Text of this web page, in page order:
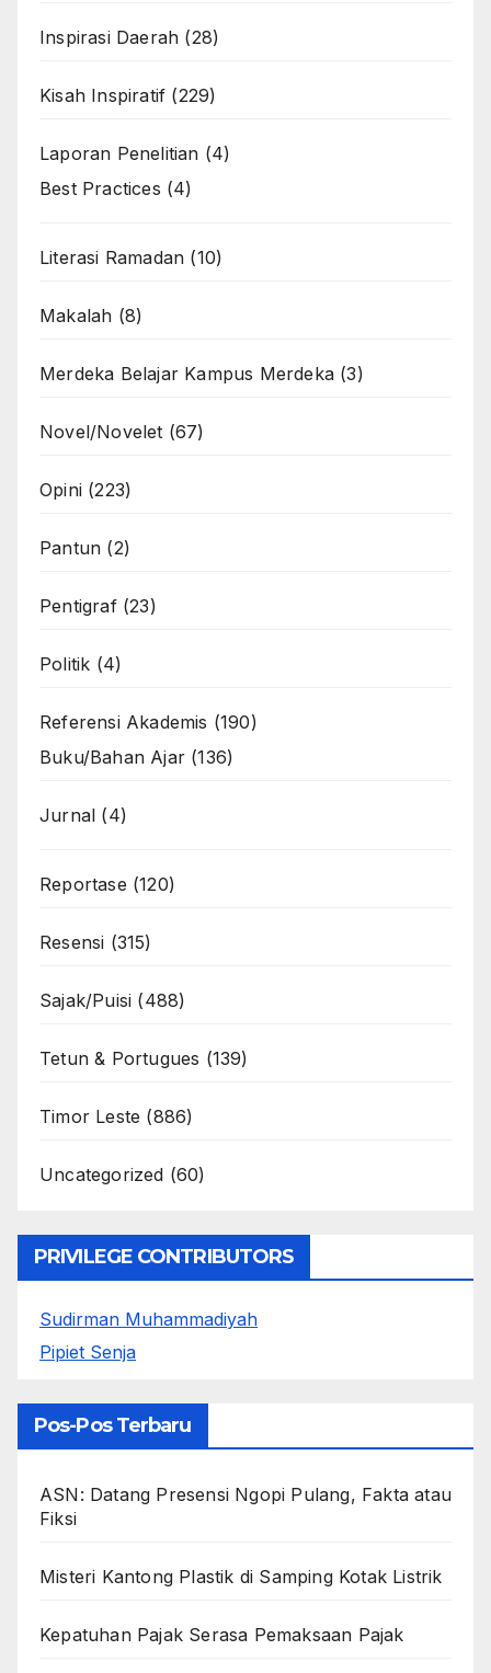
Inspirasi Daerah (28)
Kisah Inspiratif (229)
Laporan Penelitian (4)
Best Practices (4)
Literasi Ramadan (10)
Makalah (8)
Merdeka Belajar Kampus Merdeka (3)
Novel/Novelet (67)
Opini (223)
Pantun (2)
Pentigraf(23)
Politik (4)
Referensi Akademis (190)
Buku/Bahan Ajar (136)
Jurnal (4)
Reportase (120)
Resensi (315)
Sajak/Puisi (488)
Tetun & Portugues (139)
Timor Leste (886)
Uncategorized (60)
PRIVILEGE CONTRIBUTORS
Sudirman Muhammadiyah
Pipiet Senja
Pos-Pos Terbaru
ASN: Datang Presensi Ngopi Pulang, Fakta atau
Fiksi
Misteri Kantong Plastik di Samping Kotak Listrik
Kepatuhan Pajak Serasa Pemaksaan Pajak